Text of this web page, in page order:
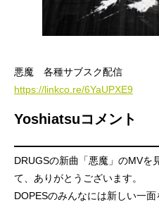
悪魔 各種サブスク配信
https://linkco.re/6YaUPXE9
Yoshiatsuコメント
DRUGSの新曲「悪魔」のMVを
て、ありがとうございます。
DOPESのみんなには新しい一